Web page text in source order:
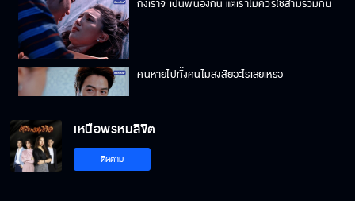
ถึงเราจะเป็นพี่น้องกัน แต่เราไม่ควรใช้สามีร่วมกัน
คนหายไปทั้งคนไม่สงสัยอะไรเลยเหรอ
ลูกไม่อยู่กับเราแล้วค่ะ
เหนือพรหมลิขิต
ติดตาม